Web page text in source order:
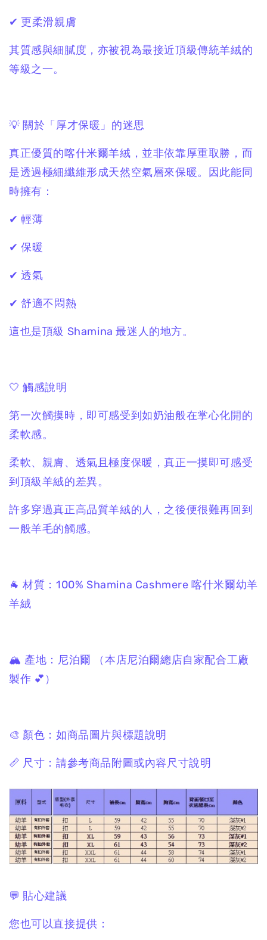
✔ 更柔滑親膚
其質感與細膩度，亦被視為最接近頂級傳統羊絨的
等級之一。
💡 關於「厚才保暖」的迷思
真正優質的喀什米爾羊絨，並非依靠厚重取勝，而
是透過極細纖維形成天然空氣層來保暖。因此能同
時擁有：
✔ 輕薄
✔ 保暖
✔ 透氣
✔ 舒適不悶熱
這也是頂級 Shamina 最迷人的地方。
🤍 觸感說明
第一次觸摸時，即可感受到如奶油般在掌心化開的
柔軟感。
柔軟、親膚、透氣且極度保暖，真正一摸即可感受
到頂級羊絨的差異。
許多穿過真正高品質羊絨的人，之後便很難再回到
一般羊毛的觸感。
🐐 材質：100% Shamina Cashmere 喀什米爾幼羊
羊絨
🏔 產地：尼泊爾 （本店尼泊爾總店自家配合工廠
製作 💕）
🎨 顏色：如商品圖片與標題說明
📏 尺寸：請參考商品附圖或內容尺寸說明
💬 貼心建議
您也可以直接提供：